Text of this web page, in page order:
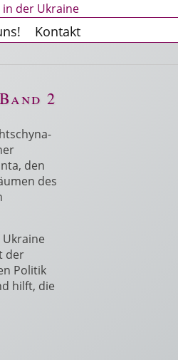
Kontakt
2
den
des
der
Politik
hilft, die